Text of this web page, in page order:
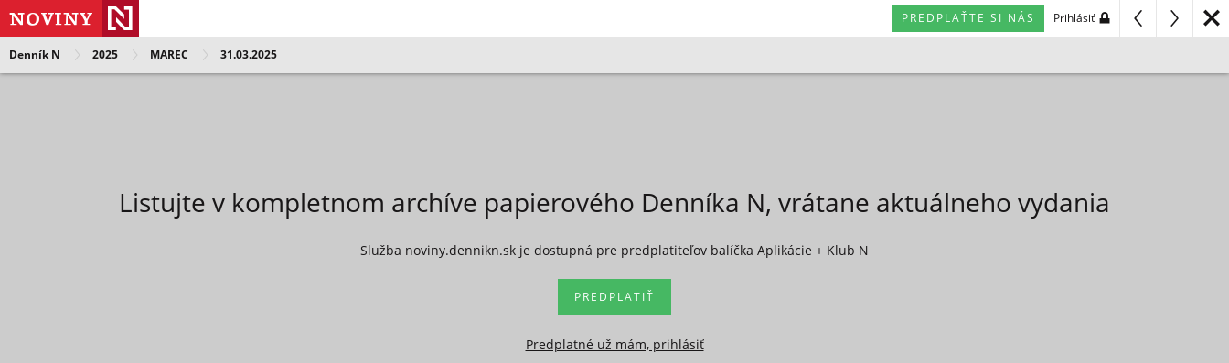
PREDPLAŤTE SI NÁS Prihlásiť
Denník N 2025 MAREC 31.03.2025
Listujte v kompletnom archíve papierového Denníka N, vrátane aktuálneho vydania
Služba noviny.dennikn.sk je dostupná pre predplatiteľov balíčka Aplikácie + Klub N
PREDPLATIŤ
Predplatné už mám, prihlásiť